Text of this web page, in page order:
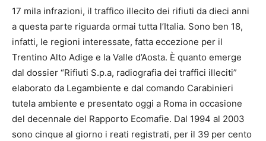
17 mila infrazioni, il traffico illecito dei rifiuti da dieci anni
a questa parte riguarda ormai tutta l’Italia. Sono ben 18,
infatti, le regioni interessate, fatta eccezione per il
Trentino Alto Adige e la Valle d’Aosta. È quanto emerge
dal dossier “Rifiuti S.p.a, radiografia dei traffici illeciti”
elaborato da Legambiente e dal comando Carabinieri
tutela ambiente e presentato oggi a Roma in occasione
del decennale del Rapporto Ecomafie. Dal 1994 al 2003
sono cinque al giorno i reati registrati, per il 39 per cento